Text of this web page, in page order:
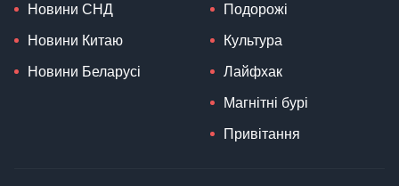
Новини СНД
Новини Китаю
Новини Беларусі
Подорожі
Культура
Лайфхак
Магнітні бурі
Привітання